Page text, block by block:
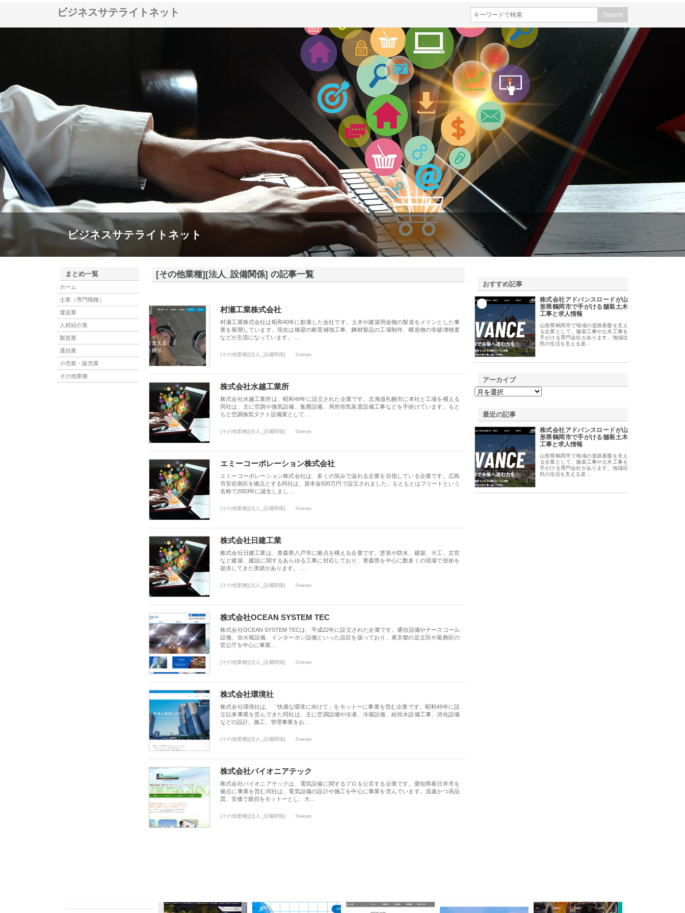
ビジネスサテライトネット
ビジネスサテライトネット
まとめ一覧
ホーム
士業（専門職種）
運送業
人材紹介業
製造業
通信業
小売業・販売業
その他業種
[その他業種][法人_設備関係] の記事一覧
村瀬工業株式会社
村瀬工業株式会社は昭和40年に創業した会社です。土木や建築用金物の製造をメインとした事
業を展開しています。現在は橋梁の耐震補強工事、鋼材製品の工場制作、構造物の非破壊検査
などが主流になっています。 …
[その他業種][法人_設備関係] 0views
株式会社水越工業所
株式会社水越工業所は、昭和49年に設立された企業です。北海道札幌市に本社と工場を構える
同社は、主に空調や換気設備、集塵設備、局所排気装置設備工事などを手掛けています。もと
もと空調換気ダクト設備業として…
[その他業種][法人_設備関係] 0views
エミーコーポレーション株式会社
エミーコーポレーション株式会社は、多くの笑みで溢れる企業を目指している企業です。広島
市安佐南区を拠点とする同社は、資本金500万円で設立されました。もともとはフリートという
名称で2003年に誕生しまし…
[その他業種][法人_設備関係] 0views
株式会社日建工業
株式会社日建工業は、青森県八戸市に拠点を構える企業です。塗装や防水、建築、大工、左官
など建築、建設に関するあらゆる工事に対応しており、青森県を中心に数多くの現場で技術を
提供してきた実績があります。 …
[その他業種][法人_設備関係] 0views
株式会社OCEAN SYSTEM TEC
株式会社OCEAN SYSTEM TECは、平成22年に設立された企業です。通信設備やナースコール
設備、自火報設備、インターホン設備といった品目を扱っており、東京都の足立区や葛飾区の
官公庁を中心に事業…
[その他業種][法人_設備関係] 0views
株式会社環境社
株式会社環境社は、「快適な環境に向けて」をモットーに事業を営む企業です。昭和49年に設
立以来事業を営んできた同社は、主に空調設備や冷凍、冷蔵設備、給排水設備工事、消化設備
などの設計、施工、管理事業をお…
[その他業種][法人_設備関係] 0views
株式会社パイオニアテック
株式会社パイオニアテックは、電気設備に関するプロを公言する企業です。愛知県春日井市を
拠点に事業を営む同社は、電気設備の設計や施工を中心に事業を営んでいます。迅速かつ高品
質、安価で親切をモットーとし、大…
[その他業種][法人_設備関係] 0views
おすすめ記事
株式会社アドバンスロードが山
形県鶴岡市で手がける舗装土木
工事と求人情報
山形県鶴岡市で地域の道路基盤を支え
る企業として、舗装工事や土木工事を
手がける専門会社があります。地域住
民の生活を支える道…
アーカイブ
最近の記事
株式会社アドバンスロードが山
形県鶴岡市で手がける舗装土木
工事と求人情報
山形県鶴岡市で地域の道路基盤を支え
る企業として、舗装工事や土木工事を
手がける専門会社があります。地域住
民の生活を支える道…